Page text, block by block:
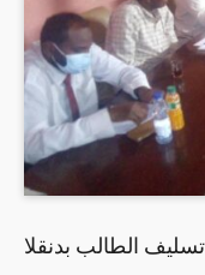
الطالب بدنقلا